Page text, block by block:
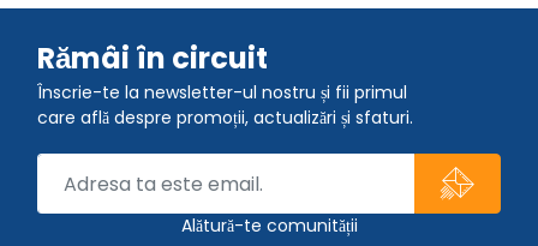
Rămâi în circuit
Înscrie-te la newsletter-ul nostru și fii primul
care află despre promoții, actualizări și sfaturi.
Alătură-te comunității